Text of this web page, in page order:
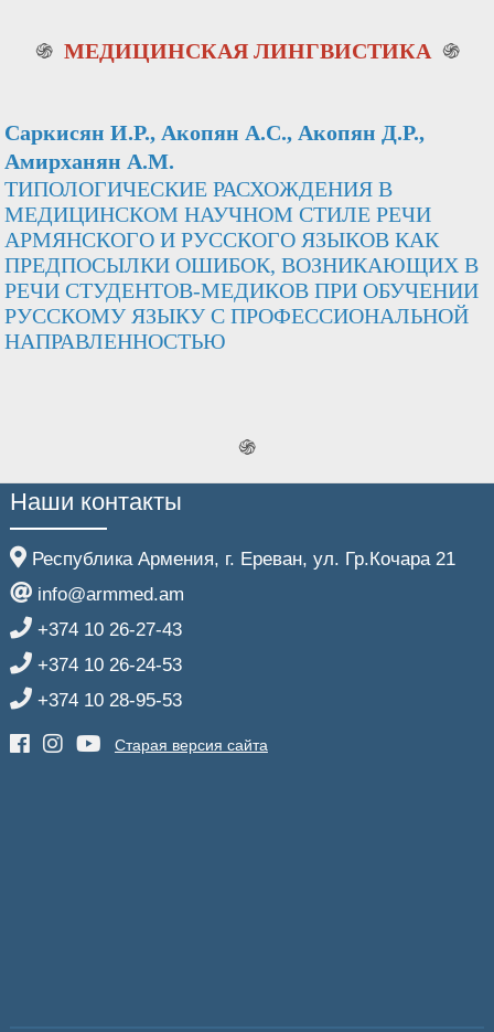
֍ МЕДИЦИНСКАЯ ЛИНГВИСТИКА ֍
Саркисян И.Р., Акопян А.С., Акопян Д.Р.,
Амирханян А.М.
ТИПОЛОГИЧЕСКИЕ РАСХОЖДЕНИЯ В
МЕДИЦИНСКОМ НАУЧНОМ СТИЛЕ РЕЧИ
АРМЯНСКОГО И РУССКОГО ЯЗЫКОВ КАК
ПРЕДПОСЫЛКИ ОШИБОК, ВОЗНИКАЮЩИХ В
РЕЧИ СТУДЕНТОВ-МЕДИКОВ ПРИ ОБУЧЕНИИ
РУССКОМУ ЯЗЫКУ С ПРОФЕССИОНАЛЬНОЙ
НАПРАВЛЕННОСТЬЮ
֍
Наши контакты
Республика Армения, г. Ереван, ул. Гр.Кочара 21
info@armmed.am
+374 10 26-27-43
+374 10 26-24-53
+374 10 28-95-53
Старая версия сайта